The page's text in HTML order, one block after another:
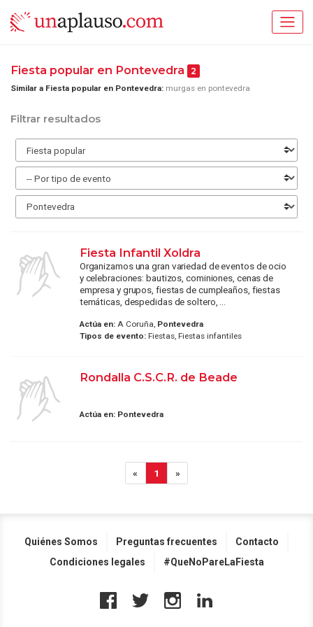
Fiesta popular en Pontevedra 2
Similar a Fiesta popular en Pontevedra: murgas en pontevedra
Filtrar resultados
Fiesta Infantil Xoldra
Organizamos una gran variedad de eventos de ocio
y celebraciones: bautizos, cominiones, cenas de
empresa y grupos, fiestas de cumpleaños, fiestas
temáticas, despedidas de soltero, ...
Actúa en:A Coruña, Pontevedra
Tipos de evento:Fiestas, Fiestas infantiles
Rondalla C.S.C.R. de Beade
Actúa en: Pontevedra
« 1 »
Quiénes Somos Preguntas frecuentes
Contacto
Condiciones legales
#QueNoPareLaFiesta